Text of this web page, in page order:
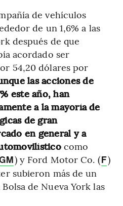
de vehículos
de un 1,6% a las
después de que
acordado ser
54,20 dólares por
las acciones de
este año, han
a la mayoría de
de gran
en general y a
como
) y Ford Motor Co. (F)
subieron más de un
de Nueva York las